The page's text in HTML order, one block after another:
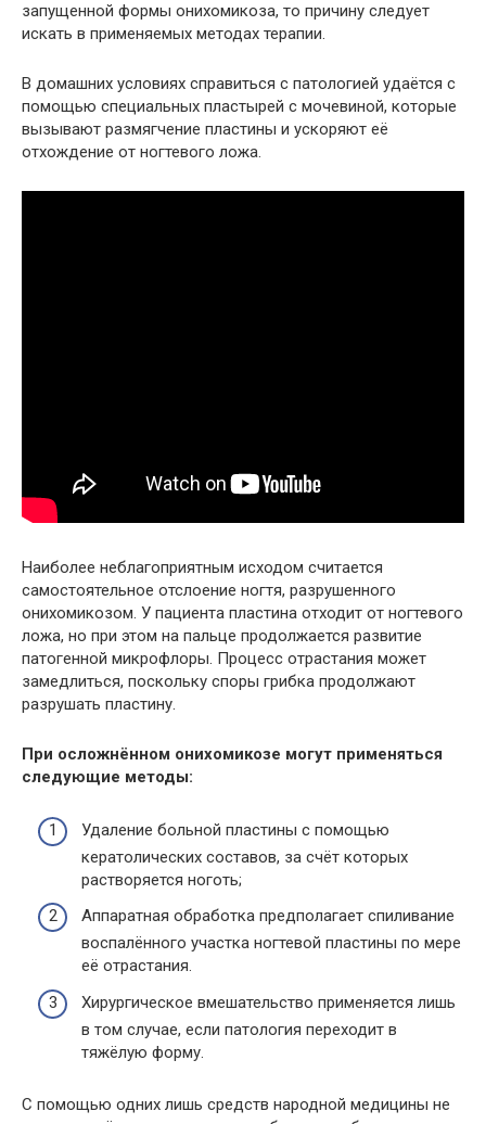
запущенной формы онихомикоза, то причину следует
искать в применяемых методах терапии.
В домашних условиях справиться с патологией удаётся с
помощью специальных пластырей с мочевиной, которые
вызывают размягчение пластины и ускоряют её
отхождение от ногтевого ложа.
Наиболее неблагоприятным исходом считается
самостоятельное отслоение ногтя, разрушенного
онихомикозом. У пациента пластина отходит от ногтевого
ложа, но при этом на пальце продолжается развитие
патогенной микрофлоры. Процесс отрастания может
замедлиться, поскольку споры грибка продолжают
разрушать пластину.
При осложнённом онихомикозе могут применяться
следующие методы:
Удаление больной пластины с помощью
кератолических составов, за счёт которых
растворяется ноготь;
Аппаратная обработка предполагает спиливание
воспалённого участка ногтевой пластины по мере
её отрастания.
Хирургическое вмешательство применяется лишь
в том случае, если патология переходит в
тяжёлую форму.
С помощью одних лишь средств народной медицины не